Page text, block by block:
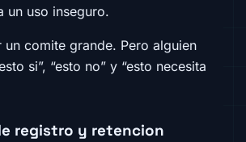
un uso inseguro.
un comite grande. Pero alguien
si”, “esto no” y “esto necesita
registro y retencion